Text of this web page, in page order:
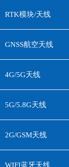
RTK模块/天线
GNSS航空天线
4G/5G天线
5G/5.8G天线
2G/GSM天线
WIFI蓝牙天线